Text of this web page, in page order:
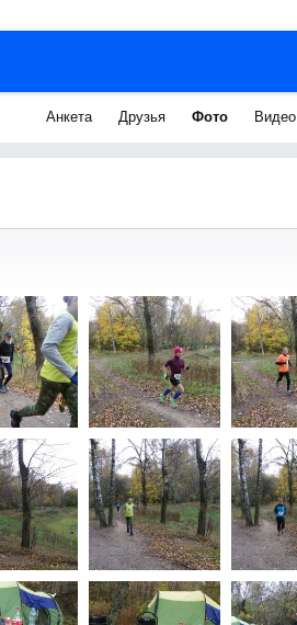
Анкета Друзья Фото Видео